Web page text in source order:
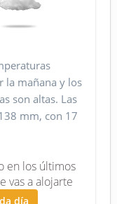
la mañana y los
son altas. Las
mm, con 17
en los últimos
vas a alojarte
día